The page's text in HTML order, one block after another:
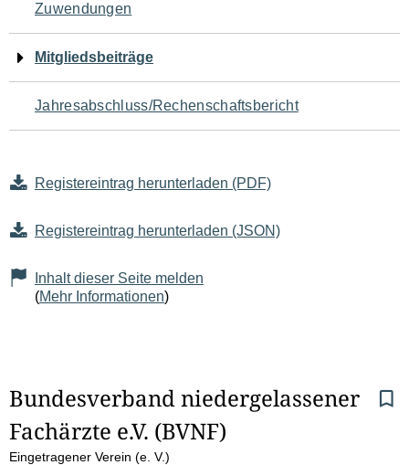
Zuwendungen
Mitgliedsbeiträge
Jahresabschluss/Rechenschaftsbericht
Registereintrag herunterladen (PDF)
Registereintrag herunterladen (JSON)
Inhalt dieser Seite melden
(Mehr Informationen)
S
e
Bundesverband niedergelassener
Fachärzte e.V. (BVNF)
Eingetragener Verein (e. V.)